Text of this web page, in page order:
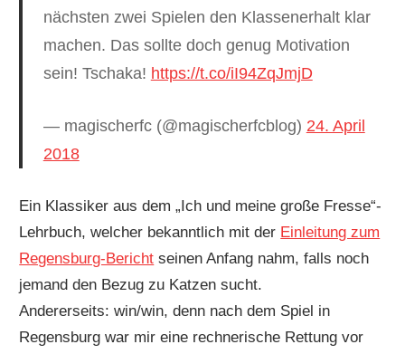
nächsten zwei Spielen den Klassenerhalt klar
machen. Das sollte doch genug Motivation
sein! Tschaka! https://t.co/iI94ZqJmjD
— magischerfc (@magischerfcblog) 24. April
2018
Ein Klassiker aus dem „Ich und meine große Fresse“-
Lehrbuch, welcher bekanntlich mit der Einleitung zum
Regensburg-Bericht seinen Anfang nahm, falls noch
jemand den Bezug zu Katzen sucht.
Andererseits: win/win, denn nach dem Spiel in
Regensburg war mir eine rechnerische Rettung vor